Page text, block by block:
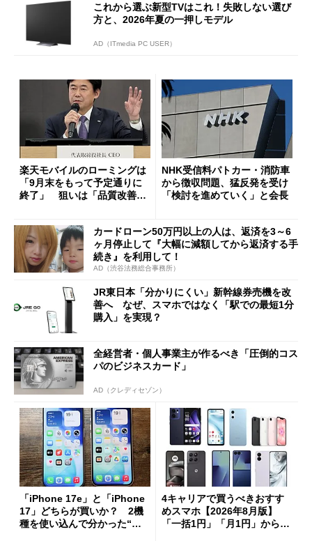
これから選ぶ新型TVはこれ！失敗しない選び
方と、2026年夏の一押しモデル
AD（ITmedia PC USER）
楽天モバイルのローミングは
「9月末をもって予定通りに
終了」 狙いは「品質改善」
も
NHK受信料パトカー・消防車
から徴収問題、猛反発を受け
「検討を進めていく」と会長
カードローン50万円以上の人は、返済を3～6
ヶ月停止して『大幅に減額してから返済する手
続き』を利用して！
AD（渋谷法務総合事務所）
JR東日本「分かりにくい」新幹線券売機を改
善へ なぜ、スマホではなく「駅での最短1分
購入」を実現？
全経営者・個人事業主が作るべき「圧倒的コス
パのビジネスカード」
AD（クレディセゾン）
「iPhone 17e」と「iPhone
17」どちらが買いか？ 2機
種を使い込んで分かった“ス
4キャリアで買うべきおすす
めスマホ【2026年8月版】
「一括1円」「月1円」からお